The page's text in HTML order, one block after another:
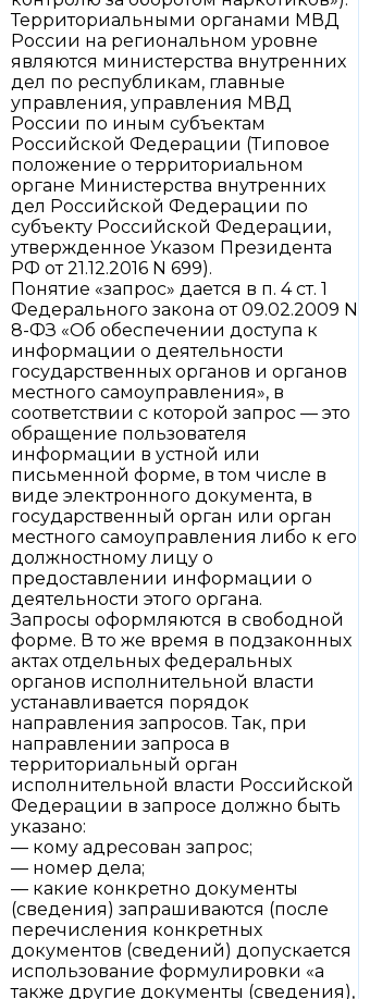
Территориальными органами МВД
России на региональном уровне
являются министерства внутренних
дел по республикам, главные
управления, управления МВД
России по иным субъектам
Российской Федерации (Типовое
положение о территориальном
органе Министерства внутренних
дел Российской Федерации по
субъекту Российской Федерации,
утвержденное Указом Президента
РФ от 21.12.2016 N 699).
Понятие «запрос» дается в п. 4 ст. 1
Федерального закона от 09.02.2009 N
8-ФЗ «Об обеспечении доступа к
информации о деятельности
государственных органов и органов
местного самоуправления», в
соответствии с которой запрос — это
обращение пользователя
информации в устной или
письменной форме, в том числе в
виде электронного документа, в
государственный орган или орган
местного самоуправления либо к его
должностному лицу о
предоставлении информации о
деятельности этого органа.
Запросы оформляются в свободной
форме. В то же время в подзаконных
актах отдельных федеральных
органов исполнительной власти
устанавливается порядок
направления запросов. Так, при
направлении запроса в
территориальный орган
исполнительной власти Российской
Федерации в запросе должно быть
указано:
— кому адресован запрос;
— номер дела;
— какие конкретно документы
(сведения) запрашиваются (после
перечисления конкретных
документов (сведений) допускается
использование формулировки «а
также другие документы (сведения),